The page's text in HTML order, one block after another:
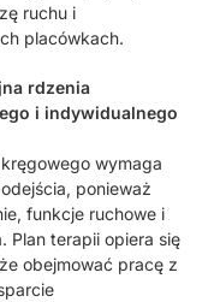
ruchu i
placówkach.
rdzenia
i indywidualnego
wymaga
ponieważ
funkcje ruchowe i
Plan terapii opiera się
obejmować pracę z